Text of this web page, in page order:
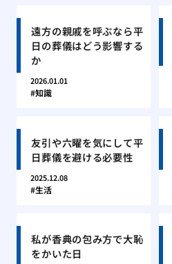
遠方の親戚を呼ぶなら平
日の葬儀はどう影響する
か
2026.01.01
知識
友引や六曜を気にして平
日葬儀を避ける必要性
2025.12.08
生活
私が香典の包み方で大恥
をかいた日